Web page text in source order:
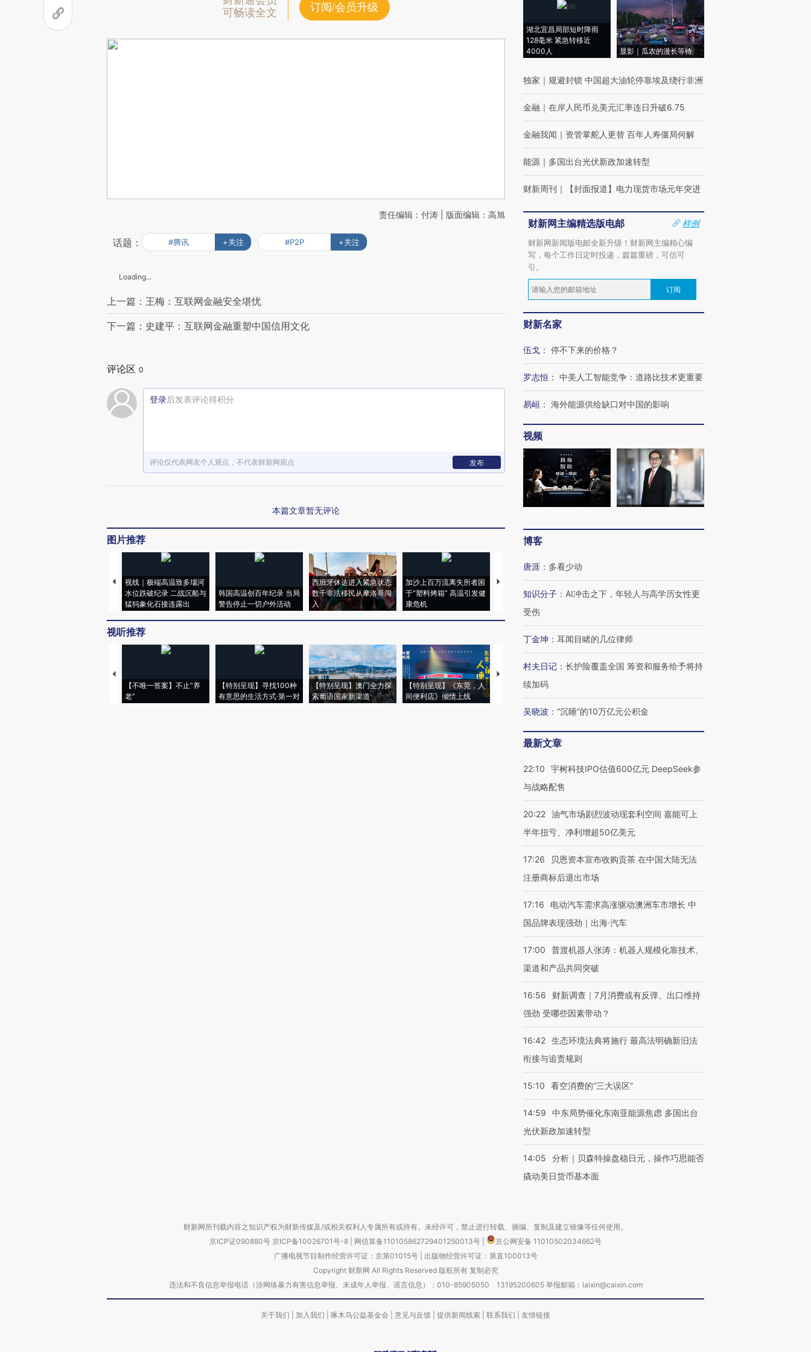
可畅读全文
订阅/会员升级
责任编辑：付涛 | 版面编辑：高旭
话题： #腾讯 +关注 #P2P +关注
Loading...
上一篇：王梅：互联网金融安全堪忧
下一篇：史建平：互联网金融重塑中国信用文化
评论区 0
登录后发表评论得积分
评论仅代表网友个人观点，不代表财新网观点 发布
本篇文章暂无评论
图片推荐
视线｜极端高温致多瑙河
水位跌破纪录 二战沉船与
猛犸象化石接连露出
韩国高温创百年纪录 当局
警告停止一切户外活动
西班牙休达进入紧急状态
数千非法移民从摩洛哥闯
入
加沙上百万流离失所者困
于“塑料烤箱” 高温引发健
康危机
视线｜HYROX的吸金
术：是什么让中产们甘
马航飞行员跨国走私7万
粒摇头丸 尿检体内含3种
视线｜被称为“蟑螂”的印
度Z世代 用街头抗争将教
视听推荐
【不唯一答案】不止“养
老”
【特别呈现】寻找100种
有意思的生活方式·第一对
【特别呈现】澳门全力探
索葡语国家新渠道
【特别呈现】《东莞，人
间便利店》倾情上线
【推广】走进第四届链博
会，让数智科技“链”接产
有意思的生活方式·第三对
住三大增长引擎是什么？
湖北宜昌局部短时降雨
128毫米 紧急转移近
4000人
显影｜瓜农的漫长等待
独家 ｜ 规避封锁 中国超大油轮停靠埃及绕行非洲
金融 ｜ 在岸人民币兑美元汇率连日升破6.75
金融我闻 ｜ 资管掌舵人更替 百年人寿僵局何解
能源 ｜ 多国出台光伏新政加速转型
财新周刊 ｜ 【封面报道】电力现货市场元年突进
财新网主编精选版电邮
样例
财新网新闻版电邮全新升级！财新网主编精心编
写，每个工作日定时投递，篇篇重磅，可信可
引。
订阅
财新名家
伍戈 ： 停不下来的价格？
罗志恒 ： 中美人工智能竞争：道路比技术更重要
易峘 ： 海外能源供给缺口对中国的影响
视频
博客
唐涯 ： 多看少动
知识分子 ： AI冲击之下，年轻人与高学历女性更
受伤
丁金坤 ： 耳闻目睹的几位律师
村夫日记 ： 长护险覆盖全国 筹资和服务给予将持
续加码
吴晓波 ： “沉睡”的10万亿元公积金
最新文章
22:10
宇树科技IPO估值600亿元 DeepSeek参
与战略配售
20:22 油气市场剧烈波动现套利空间 嘉能可上
半年扭亏、净利增超50亿美元
17:26
贝恩资本宣布收购贡茶 在中国大陆无法
注册商标后退出市场
17:16
电动汽车需求高涨驱动澳洲车市增长 中
国品牌表现强劲｜出海·汽车
17:00
普渡机器人张涛：机器人规模化靠技术、
渠道和产品共同突破
16:56
财新调查｜7月消费或有反弹、出口维持
强劲 受哪些因素带动？
16:42 生态环境法典将施行 最高法明确新旧法
衔接与追责规则
15:10 看空消费的“三大误区”
14:59
中东局势催化东南亚能源焦虑 多国出台
光伏新政加速转型
14:05
分析｜贝森特操盘稳日元，操作巧思能否
撬动美日货币基本面
财新网所刊载内容之知识产权为财新传媒及/或相关权利人专属所有或持有。未经许可，禁止进行转载、摘编、复制及建立镜像等任何使用。
京ICP证090880号 京ICP备10026701号-8 网信算备110105862729401250013号
京公网安备 11010502034662号
广播电视节目制作经营许可证：京第01015号| 出版物经营许可证：第直100013号
Copyright 财新网 All Rights Reserved 版权所有 复制必究
违法和不良信息举报电话（涉网络暴力有害信息举报、未成年人举报、谣言信息）：010-85905050 13195200605 举报邮箱：laixin@caixin.com
关于我们 加入我们 啄木鸟公益基金会 意见与反馈 提供新闻线索 联系我们 友情链接